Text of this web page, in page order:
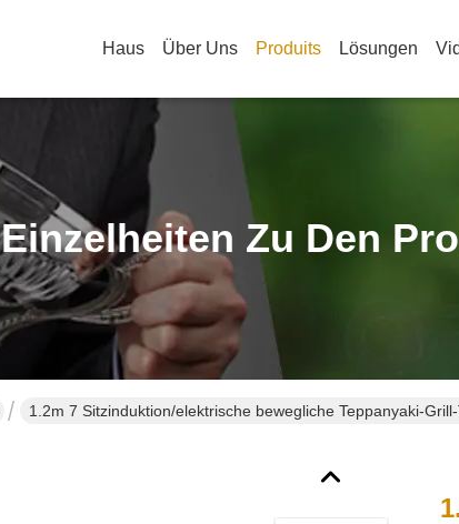
Haus Über Uns Produits Lösungen
Einzelheiten Zu Den
1.2m 7 Sitzinduktion/elektrische bewegliche Teppanyaki-